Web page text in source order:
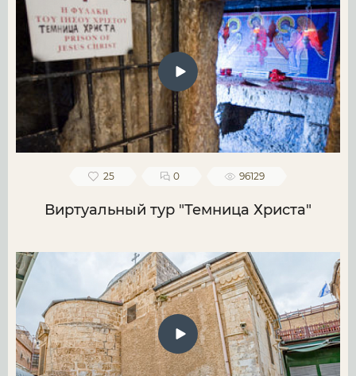
25 0 96129
Виртуальный тур "Темница Христа"